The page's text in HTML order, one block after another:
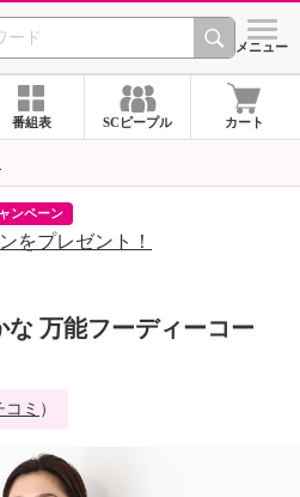
CHANNEL シメニュー
番組表 SCピープル カート
ンペーン
をプレゼント！
な 万能フーディーコー
ミ ）